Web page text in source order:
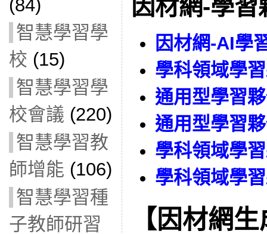
(84)
智慧學習學
校 (15)
智慧學習學
校會議 (220)
智慧學習教
師增能 (106)
智慧學習種
子教師研習
因材網-學習
因材網-AI學
學科領域學
通用型學習
通用型學習
學科領域學
學科領域學
【因材網